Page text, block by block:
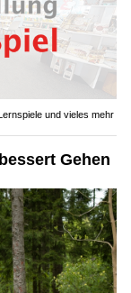
und vieles mehr
Gehen